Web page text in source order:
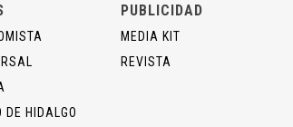
DE HIDALGO
PUBLICIDAD
MEDIA KIT
REVISTA